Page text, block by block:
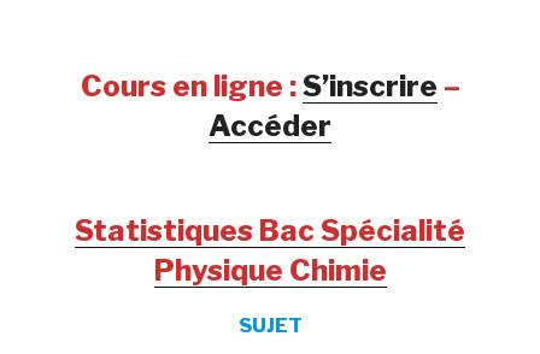
Cours en ligne :S’inscrire –
Accéder
Statistiques Bac Spécialité
Physique Chimie
SUJET